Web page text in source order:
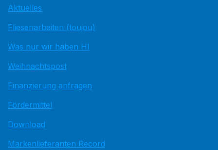
Aktuelles
Fliesenarbeiten (toujou)
Was nur wir haben HI
Weihnachtspost
Finanzierung anfragen
Fördermittel
Download
Markenlieferanten Record